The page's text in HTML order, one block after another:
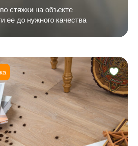
стяжки на объекте
ее до нужного качества